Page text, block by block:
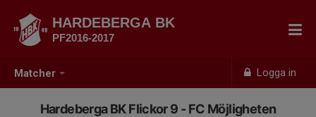
Matcher Logga in
HARDEBERGA BK
PF2016-2017
Hardeberga BK Flickor 9 - FC Möjligheten